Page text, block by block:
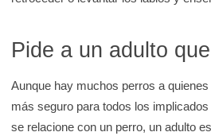
Pide a un adulto
Aunque hay muchos perros a
más seguro para todos los
se relacione con un perro, un adulto